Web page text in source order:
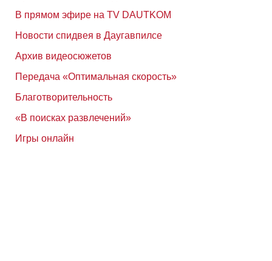
В прямом эфире на TV DAUTKOM
Новости спидвея в Даугавпилсе
Архив видеосюжетов
Передача «Оптимальная скорость»
Благотворительность
«В поисках развлечений»
Игры онлайн